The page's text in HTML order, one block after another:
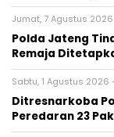
Jumat, 7 Agustus 2026
Polda Jateng
Remaja
Sabtu, 1 Agustus 2026 -
Ditresnarkoba
Peredaran 23